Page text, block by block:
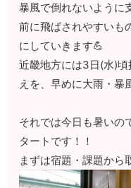
暴風で倒れないように
前に飛ばされやすいも
にしていきます💪
近畿地方には3日(水)
えを、早めに大雨・暴
それでは今日も暑いの
タートです！！
まずは宿題・課題から